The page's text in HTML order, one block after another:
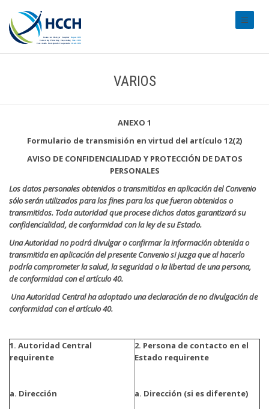
VARIOS
ANEXO 1
Formulario de transmisión en virtud del artículo 12(2)
AVISO DE CONFIDENCIALIDAD Y PROTECCIÓN DE DATOS
PERSONALES
Los datos personales obtenidos o transmitidos en aplicación del Convenio
sólo serán utilizados para los fines para los que fueron obtenidos o
transmitidos. Toda autoridad que procese dichos datos garantizará su
confidencialidad, de conformidad con la ley de su Estado.
Una Autoridad no podrá divulgar o confirmar la información obtenida o
transmitida en aplicación del presente Convenio si juzga que al hacerlo
podría comprometer la salud, la seguridad o la libertad de una persona,
de conformidad con el artículo 40.
Una Autoridad Central ha adoptado una declaración de no divulgación de
conformidad con el artículo 40.
1. Autoridad Central
requirente
a. Dirección
2. Persona de contacto en el
Estado requirente
a. Dirección (si es diferente)